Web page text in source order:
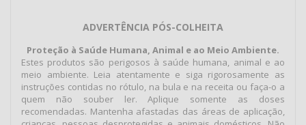
ADVERTÊNCIA PÓS-COLHEITA
Proteção à Saúde Humana, Animal e ao Meio Ambiente.
Estes produtos são perigosos à saúde humana, animal e ao
meio ambiente. Leia atentamente e siga rigorosamente as
instruções contidas no rótulo, na bula e na receita ou faça-o a
quem não souber ler. Aplique somente as doses
recomendadas. Mantenha afastadas das áreas de aplicação,